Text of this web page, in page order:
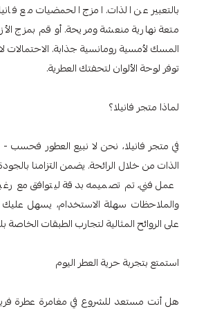
بالتعبير عن الذات. امزج الحمضيات مع
متعة نهارية منعشة ومريحة. أو قم بمزج
المسك لأمسية رومانسية جذابة. الاحتمالات
توفر لوحة الألوان لتحفتك العطرية.
لماذا متجر فانيلا؟
في متجر فانيلا، نحن لا نبيع العطور
الذات من خلال الرائحة. يضمن التزامنا
عمل فني، تم تصميمه بدقة ليتوافق مع
والملاحظات سهلة الاستخدام، يسهل عليك
على الروائح المثالية لتجارب الطبقات الخاصة
استمتع بتجربة حرية العطر اليوم
هل أنت مستعد للشروع في مغامرة عطرة